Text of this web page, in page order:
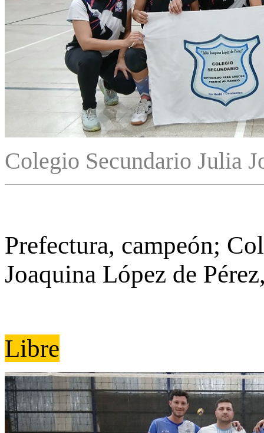
Colegio Secundario Julia
Prefectura, campeón;
Joaquina López de
Libre